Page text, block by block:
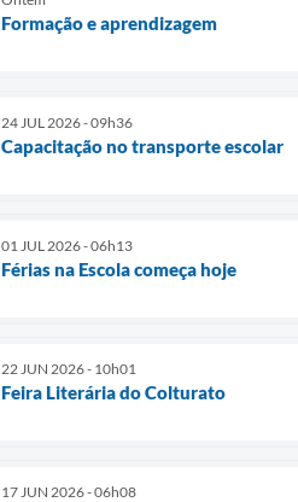
Formação e aprendizagem
24 JUL 2026 - 09h36
Capacitação no transporte escolar
01 JUL 2026 - 06h13
Férias na Escola começa hoje
22 JUN 2026 - 10h01
Feira Literária do Colturato
17 JUN 2026 - 06h08